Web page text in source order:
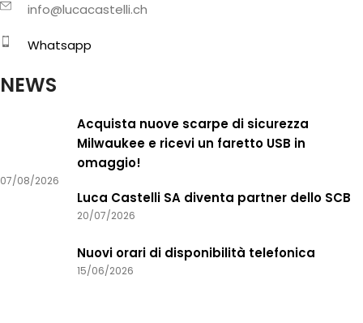
info@lucacastelli.ch
Whatsapp
NEWS
Acquista nuove scarpe di sicurezza
Milwaukee e ricevi un faretto USB in
omaggio!
07/08/2026
Luca Castelli SA diventa partner dello SCB
20/07/2026
Nuovi orari di disponibilità telefonica
15/06/2026